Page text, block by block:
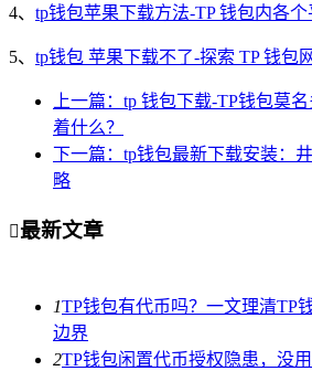
4、 tp钱包苹果下载方法-TP 钱包内各
5、 tp钱包 苹果下载不了-探索 TP 钱包
上一篇：tp 钱包下载-TP钱包莫
着什么？
下一篇：tp钱包最新下载安装：
略
最新文章
1TP钱包有代币吗？一文理清TP
边界
2TP钱包闲置代币授权隐患，没